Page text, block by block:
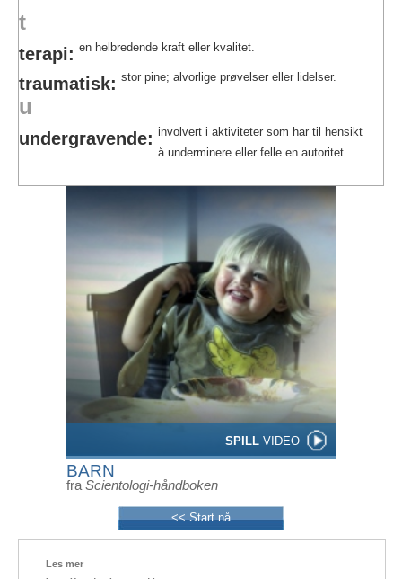
SPILL VIDEO
BARN
fra Scientologi-håndboken
<< Start nå
t
terapi: en helbredende kraft eller kvalitet.
traumatisk: stor pine; alvorlige prøvelser eller lidelser.
u
undergravende: involvert i aktiviteter som har til hensikt
å underminere eller felle en autoritet.
Les mer